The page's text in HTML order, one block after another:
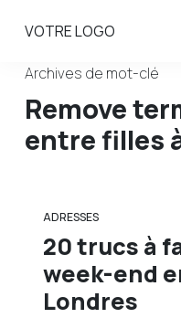
VOTRE LOGO
Archives de mot-clé
Remove
entre filles
ADRESSES
20 trucs à
week-end
Londres